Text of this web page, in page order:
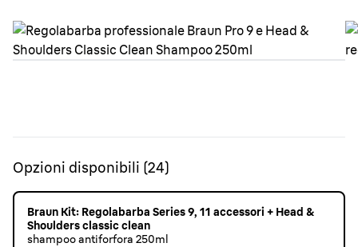
Opzioni disponibili (24)
Braun Kit: Regolabarba Series 9, 11 accessori + Head &
Shoulders classic clean
shampoo antiforfora 250ml